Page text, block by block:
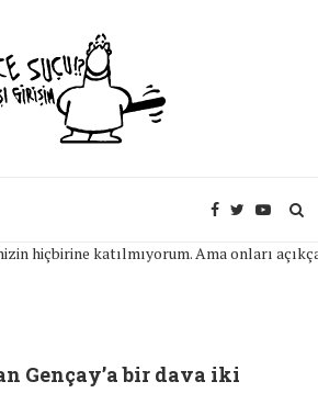
katılmıyorum. Ama onları açıkça
Gençay’a bir dava iki